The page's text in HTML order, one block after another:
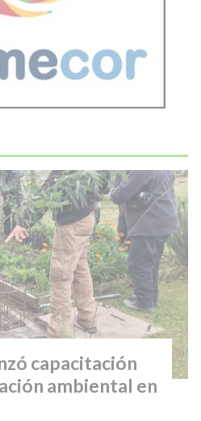
capacitación
ambiental en